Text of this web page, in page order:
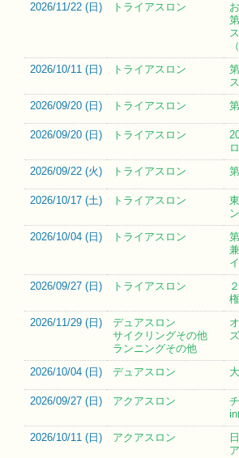
2026/11/22 (日 ) トライアスロン
2026/10/11 (日 ) トライアスロン
2026/09/20 (日 ) トライアスロン
2026/09/20 (日 ) トライアスロン
2026/09/22 (火) トライアスロン
2026/10/17 (土) トライアスロン
2026/10/04 (日 ) トライアスロン
2026/09/27 (日 ) トライアスロン
2026/11/29 (日 )
デュアスロン
サイクリングその他
ランニングその他
2026/10/04 (日 ) デュアスロン
2026/09/27 (日 ) アクアスロン
2026/10/11 (日 ) アクアスロン